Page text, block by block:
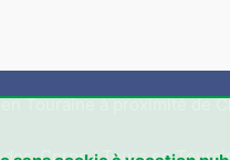
Touraine à proximité de
Corps / Tours en